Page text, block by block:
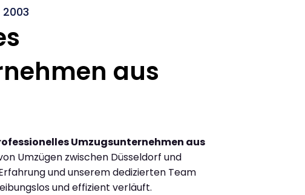
aus
Umzugsunternehmen aus
Umzügen zwischen Düsseldorf und
und unserem dedizierten Team
und effizient verläuft.